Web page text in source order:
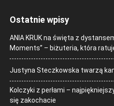
Ostatnie wpisy
ANIA KRUK na święta z
Moments” – biżuteria, która
Justyna Steczkowska twarzą
Kolczyki z perłami –
się zakochacie